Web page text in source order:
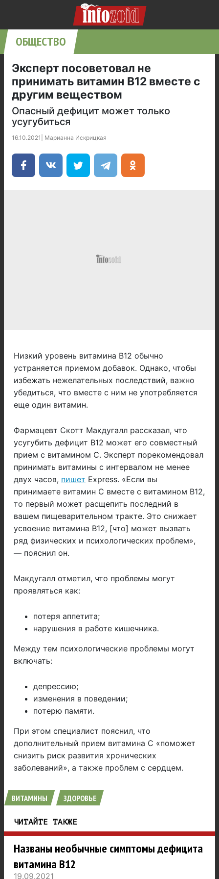
ОБЩЕСТВО
Эксперт посоветовал не
принимать витамин B12 вместе с
другим веществом
Опасный дефицит может только
усугубиться
16.10.2021 Марианна Искрицкая
Низкий уровень витамина B12 обычно
устраняется приемом добавок. Однако, чтобы
избежать нежелательных последствий, важно
убедиться, что вместе с ним не употребляется
еще один витамин.
Фармацевт Скотт Макдугалл рассказал, что
усугубить дефицит B12 может его совместный
прием с витамином С. Эксперт порекомендовал
принимать витамины с интервалом не менее
двух часов, пишет Express. «Если вы
принимаете витамин C вместе с витамином B12,
то первый может расщепить последний в
вашем пищеварительном тракте. Это снижает
усвоение витамина B12, [что] может вызвать
ряд физических и психологических проблем»,
— пояснил он.
Макдугалл отметил, что проблемы могут
проявляться как:
потеря аппетита;
нарушения в работе кишечника.
Между тем психологические проблемы могут
включать:
депрессию;
изменения в поведении;
потерю памяти.
При этом специалист пояснил, что
дополнительный прием витамина С «поможет
снизить риск развития хронических
заболеваний», а также проблем с сердцем.
ВИТАМИНЫ ЗДОРОВЬЕ
ЧИТАЙТЕ ТАКЖЕ
Названы необычные симптомы дефицита
витамина B12
19.09.2021